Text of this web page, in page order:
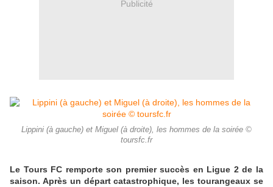
Publicité
Lippini (à gauche) et Miguel (à droite), les hommes de la soirée ©
toursfc.fr
Le Tours FC remporte son premier succès en Ligue 2 de la
saison. Après un départ catastrophique, les tourangeaux se